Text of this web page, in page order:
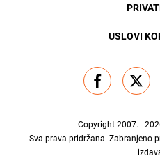
USLOVI
Copyright 2007. -
Sva prava pridržana. Zabranjeno